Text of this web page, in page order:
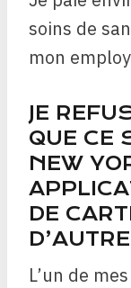
soins de
mon
JE
QUE CE
NEW
DE
L’un de